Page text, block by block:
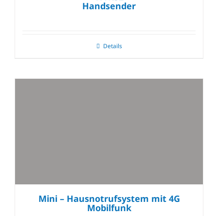
Handsender
Details
Mini – Hausnotrufsystem mit 4G
Mobilfunk